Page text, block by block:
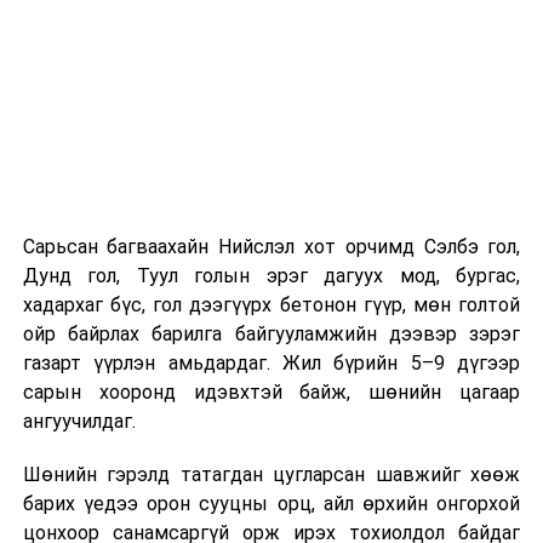
байна. Тус бүр нь 14,000 м³ нэрлэсэн багтаамжтай, 36
метрийн диаметр, 14.5 метрийн өндөртэй долоон
босоо ган сав барихаар төлөвлөсөн. Нийт хөрөнгө
оруулалтын хэмжээ 151.26 тэрбум төгрөг бөгөөд
жилийн 9 хувийн хүүтэй хөнгөлөлттэй зээлийн
хүрээнд арилжааны банкнаас 151.0 тэрбумын
гүйцэтгэл нь 40 хувьтай байгаа бөгөөд 2027 оны 12
дүгээр сарын 31-нд багтаан бүрэн ашиглалтад
оруулахаар төлөвлөснийг “Шунхлай” ХХК-ийн техник
Сарьсан багваахайн Нийслэл хот орчимд Сэлбэ гол,
Дунд гол, Туул голын эрэг дагуух мод, бургас,
хадархаг бүс, гол дээгүүрх бетонон гүүр, мөн голтой
ойр байрлах барилга байгууламжийн дээвэр зэрэг
газарт үүрлэн амьдардаг. Жил бүрийн 5–9 дүгээр
сарын хооронд идэвхтэй байж, шөнийн цагаар
ангуучилдаг.
Шөнийн гэрэлд татагдан цугларсан шавжийг хөөж
барих үедээ орон сууцны орц, айл өрхийн онгорхой
цонхоор санамсаргүй орж ирэх тохиолдол байдаг